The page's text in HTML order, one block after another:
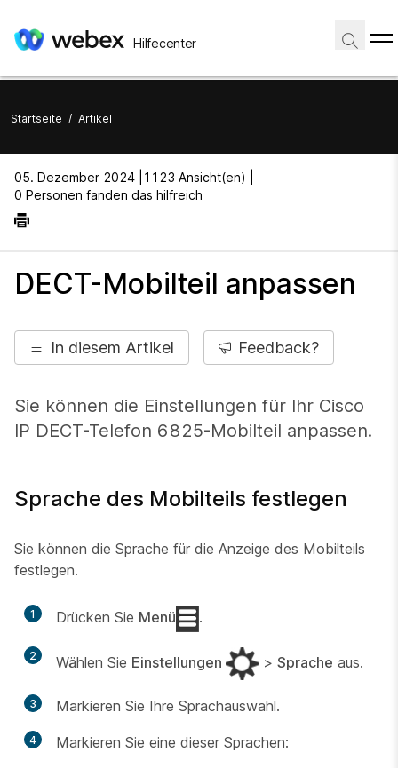
Hilfecenter
Startseite / Artikel
05. Dezember 2024 |
1123 Ansicht(en) |
0 Personen fanden das hilfreich
DECT-Mobilteil anpassen
In diesem Artikel Feedback?
Sie können die Einstellungen für Ihr Cisco
IP DECT-Telefon 6825-Mobilteil anpassen.
Sprache des Mobilteils festlegen
Sie können die Sprache für die Anzeige des Mobilteils
festlegen.
1 Drücken Sie Menü .
2 Wählen Sie Einstellungen > Sprache aus.
3 Markieren Sie Ihre Sprachauswahl.
4
Markieren Sie eine dieser Sprachen: